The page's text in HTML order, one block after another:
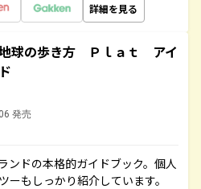
詳細を見る
球の歩き方 Ｐｌａｔ アイ
発売
ンドの本格的ガイドブック。個人
もしっかり紹介しています。